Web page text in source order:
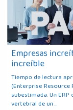
Empresas
increíble
Tiempo de lectura
(Enterprise
subestimada. Un
vertebral de un...